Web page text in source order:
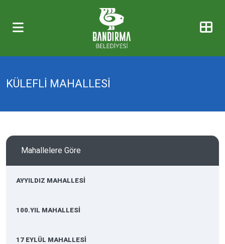
KÜLEFLİ MAHALLESİ
Mahallelere Göre
AYYILDIZ MAHALLESİ
100.YIL MAHALLESİ
17 EYLÜL MAHALLESİ